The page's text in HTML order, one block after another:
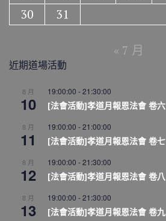
30
31
« 7 月
近期道場活動
8 月
10
19:00:00 -21:30:00
[法會活動]孝道月報恩法會 卷六
8 月
11
19:00:00 -21:00:00
[法會活動]孝道月報恩法會 卷七
8 月
12
19:00:00 -21:30:00
[法會活動]孝道月報恩法會 卷八
8 月
13
19:00:00 -21:30:00
[法會活動]孝道月報恩法會 卷九